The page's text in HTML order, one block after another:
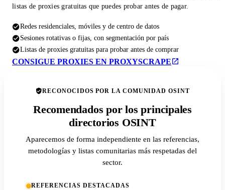
listas de proxies gratuitas que puedes probar antes de pagar.
Redes residenciales, móviles y de centro de datos
Sesiones rotativas o fijas, con segmentación por país
Listas de proxies gratuitas para probar antes de comprar
CONSIGUE PROXIES EN PROXYSCRAPE
RECONOCIDOS POR LA COMUNIDAD OSINT
Recomendados por los principales
directorios OSINT
Aparecemos de forma independiente en las referencias,
metodologías y listas comunitarias más respetadas del
sector.
REFERENCIAS DESTACADAS